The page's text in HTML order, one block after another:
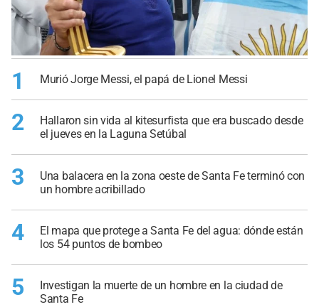
1 Murió Jorge Messi, el papá de Lionel Messi
2
Hallaron sin vida al kitesurfista que era buscado desde
el jueves en la Laguna Setúbal
3
Una balacera en la zona oeste de Santa Fe terminó con
un hombre acribillado
4
El mapa que protege a Santa Fe del agua: dónde están
los 54 puntos de bombeo
5
Investigan la muerte de un hombre en la ciudad de
Santa Fe